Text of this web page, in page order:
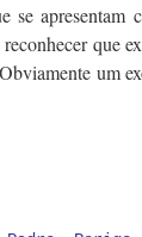
apresentam
que
um